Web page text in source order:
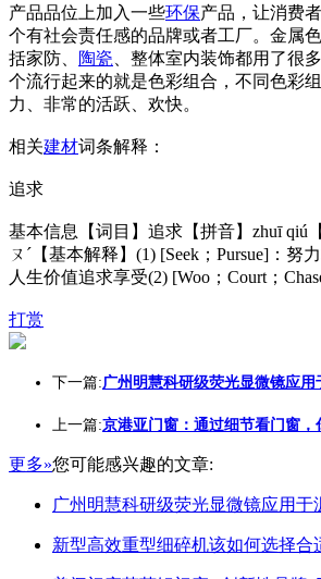
产品品位上加入一些环保产品，让消费
个有社会责任感的品牌或者工厂。金属
括家防、
陶瓷 、整体室内装饰都用了很
个流行起来的就是色彩组合，不同色彩
力、非常的活跃、欢快。
相关建材词条解释：
追求
基本信息【词目】追求【拼音】zhuī qiú
ㄡˊ【基本解释】(1) [Seek；Pursue]：努
人生价值追求享受(2) [Woo；Court；
打赏
下一篇:广州明慧科研级荧光显微镜应用
上一篇:京港亚门窗：通过细节看门窗，
更多»您可能感兴趣的文章:
广州明慧科研级荧光显微镜应用于
新型高效重型细碎机该如何选择合